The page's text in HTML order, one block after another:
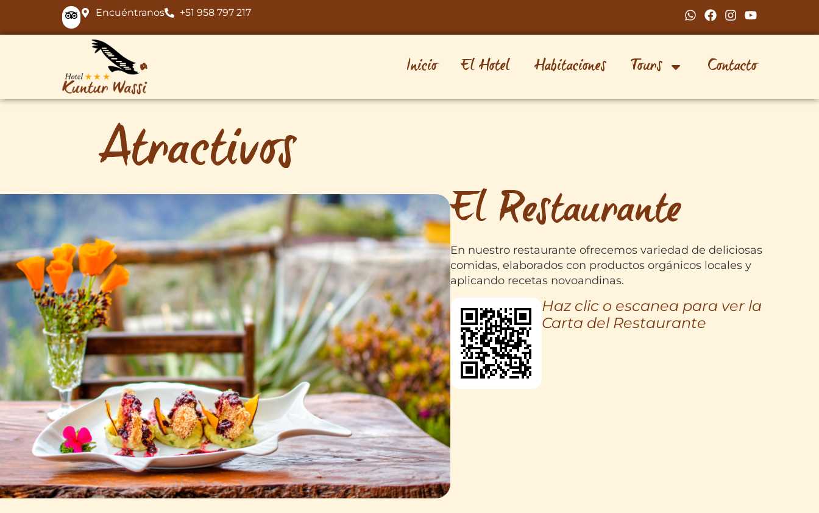
Encuéntranos +51 958 797 217
Inicio El Hotel Habitaciones Tours Contacto
Atractivos
El Restaurante
En nuestro restaurante ofrecemos variedad de deliciosas
comidas, elaborados con productos orgánicos locales y
aplicando recetas novoandinas.
Haz clic o escanea para ver la
Carta del Restaurante